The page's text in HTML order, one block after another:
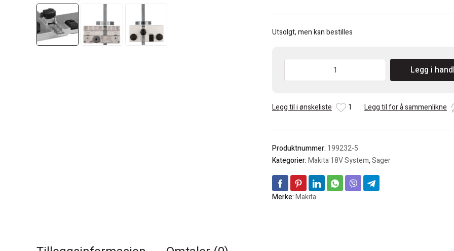
Utsolgt, men kan bestilles
Styreskinneadapter
antall
Legg i
Legg til i ønskeliste 1 Legg til for å sammenlikne
Produktnummer: 199232-5
Kategorier:Makita 18V System,Sager
Merke:Makita